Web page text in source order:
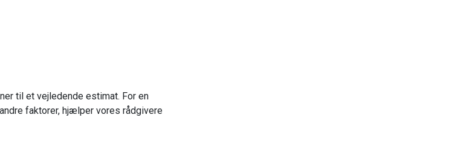
til et vejledende estimat. For en
faktorer, hjælper vores rådgivere